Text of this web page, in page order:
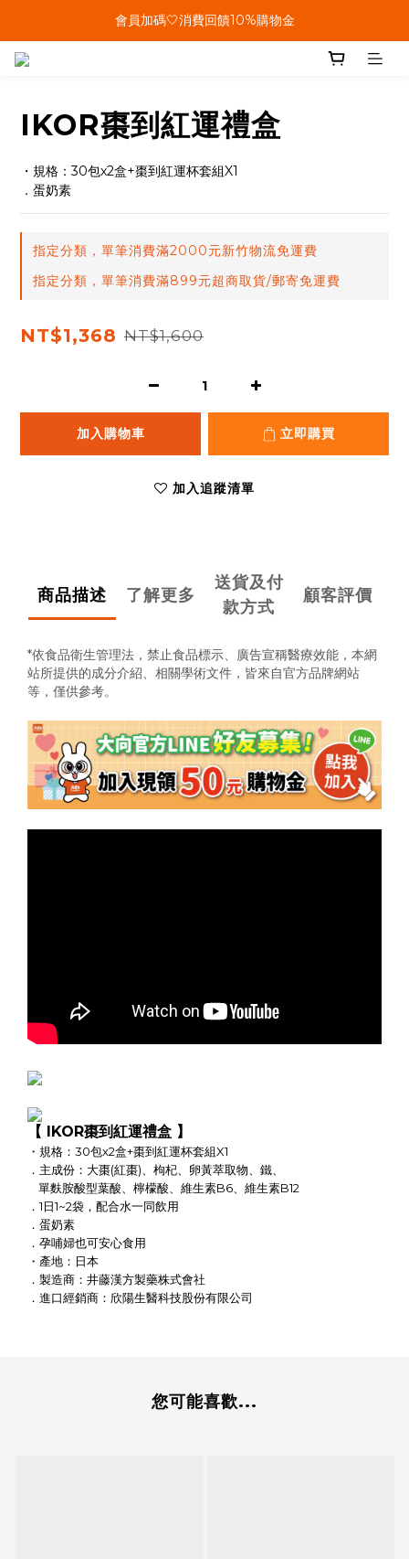
單筆結帳金額滿899🤍超取/郵寄免運費
會員加碼🤍消費回饋10%購物金
IKOR棗到紅運禮盒
・規格：30包x2盒+棗到紅運杯套組X1
．蛋奶素
指定分類，單筆消費滿2000元新竹物流免運費
指定分類，單筆消費滿899元超商取貨/郵寄免運費
NT$1,368 NT$1,600
加入購物車 立即購買
加入追蹤清單
商品描述 了解更多
送貨及付
款方式
顧客評價
*依食品衛生管理法，禁止食品標示、廣告宣稱醫療效能， 本網
站所提供的成分介紹、相關學術文件， 皆來自官方品牌網站
等，僅供參考。
【 IKOR棗到紅運禮盒 】
・規格：30包x2盒+棗到紅運杯套組X1
．主成份：大棗(紅棗)、枸杞、卵黃萃取物、鐵、
單麩胺酸型葉酸、檸檬酸、維生素B6、維生素B12
．1日1~2袋，配合水一同飲用
．蛋奶素
．孕哺婦也可安心食用
・產地：日本
．製造商：井藤漢方製藥株式會社
．進口經銷商：欣陽生醫科技股份有限公司
您可能喜歡...